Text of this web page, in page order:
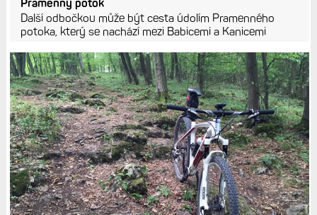
Pramenný potok
Další odbočkou může být cesta údolím Pramenného
potoka, který se nachází mezi Babicemi a Kanicemi